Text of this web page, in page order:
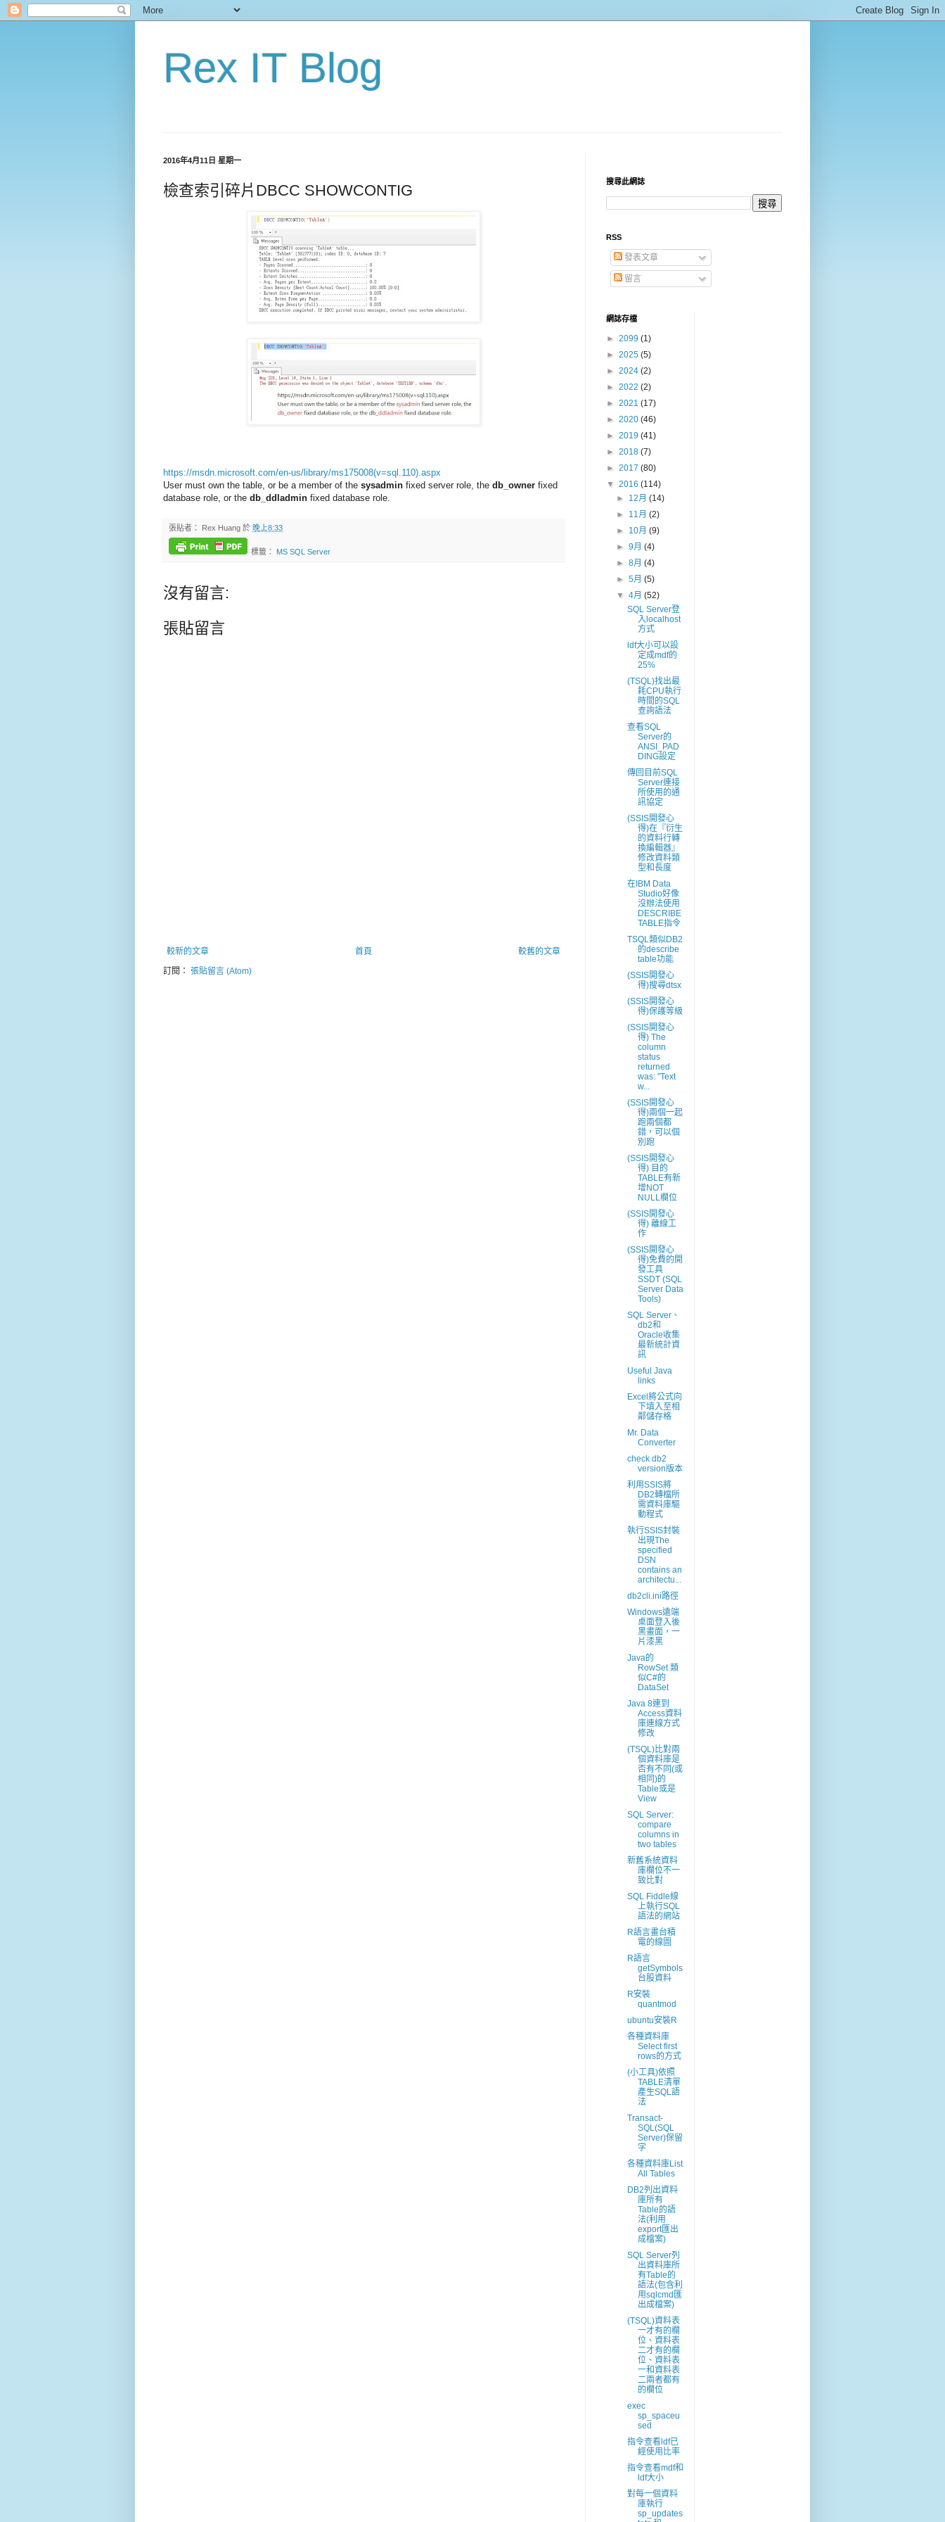
Rex IT Blog
2016年4月11日 星期一
檢查索引碎片DBCC SHOWCONTIG
https://msdn.microsoft.com/en-us/library/ms175008(v=sql.110).aspx
User must own the table, or be a member of the sysadmin fixed server role, the db_owner fixed
database role, or the db_ddladmin fixed database role.
張貼者： Rex Huang 於 晚上8:33
標籤： MS SQL Server
沒有留言:
張貼留言
較新的文章 較舊的文章
首頁
訂閱： 張貼留言 (Atom)
搜尋此網誌
RSS
發表文章
留言
網誌存檔
► 2099 (1)
► 2025 (5)
► 2024 (2)
► 2022 (2)
► 2021 (17)
► 2020 (46)
► 2019 (41)
► 2018 (7)
► 2017 (80)
▼ 2016 (114)
► 12月(14)
► 11月(2)
► 10月(9)
►9月(4)
►8月(4)
►5月(5)
▼4月(52)
SQL Server登
入localhost
方式
ldf大小可以設
定成mdf的
25%
(TSQL)找出最
耗CPU執行
時間的SQL
查詢語法
查看SQL
Server的
ANSI_PAD
DING設定
傳回目前SQL
Server連接
所使用的通
訊協定
(SSIS開發心
得)在『衍生
的資料行轉
換編輯器』
修改資料類
型和長度
在IBM Data
Studio好像
沒辦法使用
DESCRIBE
TABLE指令
TSQL類似DB2
的describe
table功能
(SSIS開發心
得)搜尋dtsx
(SSIS開發心
得)保護等級
(SSIS開發心
得) The
column
status
returned
was: "Text
w...
(SSIS開發心
得)兩個一起
跑兩個都
錯，可以個
別跑
(SSIS開發心
得) 目的
TABLE有新
增NOT
NULL欄位
(SSIS開發心
得) 離線工
作
(SSIS開發心
得)免費的開
發工具
SSDT (SQL
Server Data
Tools)
SQL Server、
db2和
Oracle收集
最新統計資
訊
Useful Java
links
Excel將公式向
下填入至相
鄰儲存格
Mr. Data
Converter
check db2
version版本
利用SSIS將
DB2轉檔所
需資料庫驅
動程式
執行SSIS封裝
出現The
specified
DSN
contains an
architectu...
db2cli.ini路徑
Windows遠端
桌面登入後
黑畫面，一
片漆黑
Java的
RowSet 類
似C#的
DataSet
Java 8連到
Access資料
庫連線方式
修改
(TSQL)比對兩
個資料庫是
否有不同(或
相同)的
Table或是
View
SQL Server:
compare
columns in
two tables
新舊系統資料
庫欄位不一
致比對
SQL Fiddle線
上執行SQL
語法的網站
R語言畫台積
電的線圖
R語言
getSymbols
台股資料
R安裝
quantmod
ubuntu安裝R
各種資料庫
Select first
rows的方式
(小工具)依照
TABLE清單
產生SQL語
法
Transact-
SQL(SQL
Server)保留
字
各種資料庫List
All Tables
DB2列出資料
庫所有
Table的語
法(利用
export匯出
成檔案)
SQL Server列
出資料庫所
有Table的
語法(包含利
用sqlcmd匯
出成檔案)
(TSQL)資料表
一才有的欄
位、資料表
二才有的欄
位、資料表
一和資料表
二兩者都有
的欄位
exec
sp_spaceu
sed
指令查看ldf已
經使用比率
指令查看mdf和
ldf大小
對每一個資料
庫執行
sp_updates